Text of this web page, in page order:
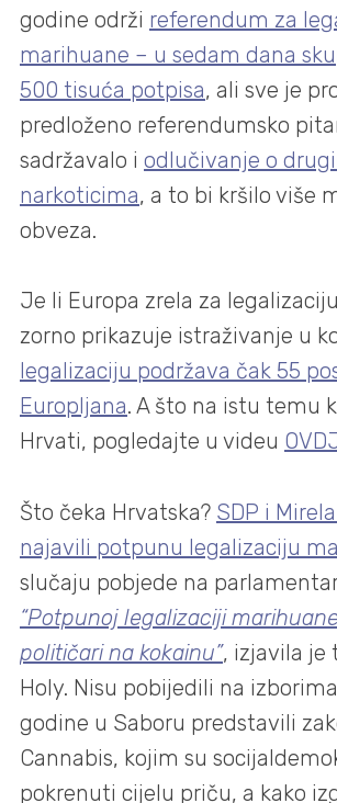
godine održi referendum za
marihuane – u sedam dana
500 tisuća potpisa, ali sve je
predloženo referendumsko
sadržavalo i odlučivanje o
narkoticima, a to bi kršilo više
obveza.
Je li Europa zrela za
zorno prikazuje istraživanje u
legalizaciju podržava čak 55
Europljana. A što na istu temu
Hrvati, pogledajte u videu
Što čeka Hrvatska? SDP i
najavili potpunu legalizaciju
slučaju pobjede na
“Potpunoj legalizaciji
političari na kokainu”, izjavila je
Holy. Nisu pobijedili na
godine u Saboru predstavili
Cannabis, kojim su
pokrenuti cijelu priču, a kako